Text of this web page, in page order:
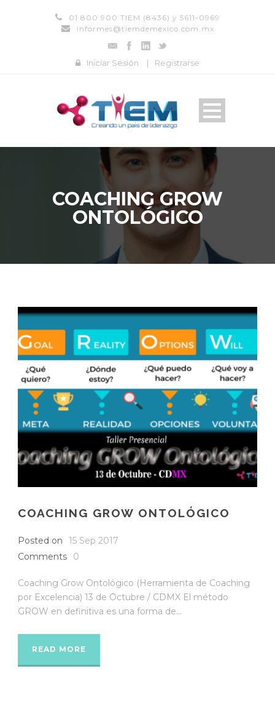
01 800 900 TIEM (8436) y 5611-0969
informes@tiemdemexico.com.mx
Iniciar Sesión | Registrarse
COACHING GROW
ONTOLÓGICO
COACHING GROW ONTOLÓGICO
Posted on
15 Sep 2017
Comments
0
Coaching Grow Ontológico (Herramienta de Coaching
por Excelencia) 13 de Octubre / CDMX El método
GROW en definitiva es una forma de...
READ MORE